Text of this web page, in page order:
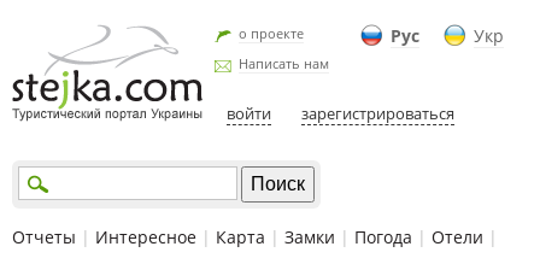
Рус Укр
о проекте
Написать нам
войти зарегистрироваться
Отчеты | Интересное | Карта | Замки | Погода | Отели |